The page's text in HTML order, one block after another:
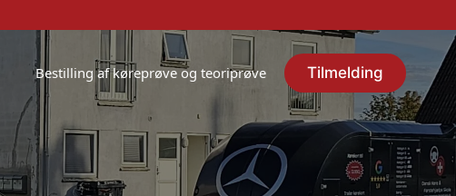
Bestilling af køreprøve og teoriprøve Tilmelding